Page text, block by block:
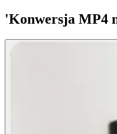
'Konwersja MP4